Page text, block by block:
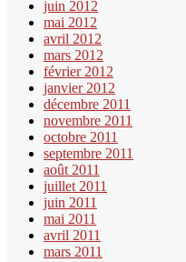
juin 2012
mai 2012
avril 2012
mars 2012
février 2012
janvier 2012
décembre 2011
novembre 2011
octobre 2011
septembre 2011
août 2011
juillet 2011
juin 2011
mai 2011
avril 2011
mars 2011